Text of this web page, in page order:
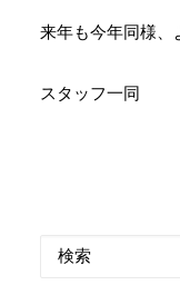
来年も今年同様、
スタッフ一同